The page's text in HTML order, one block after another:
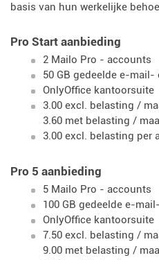
basis van hun werkelijke
Pro Start aanbieding
2 Mailo Pro - accounts
50 GB gedeelde e-
OnlyOffice kantoorsuite
3.00 excl. belasting /
3.60 met belasting /
3.00 excl. belasting per
Pro 5 aanbieding
5 Mailo Pro - accounts
100 GB gedeelde e-
OnlyOffice kantoorsuite
7.50 excl. belasting /
9.00 met belasting /